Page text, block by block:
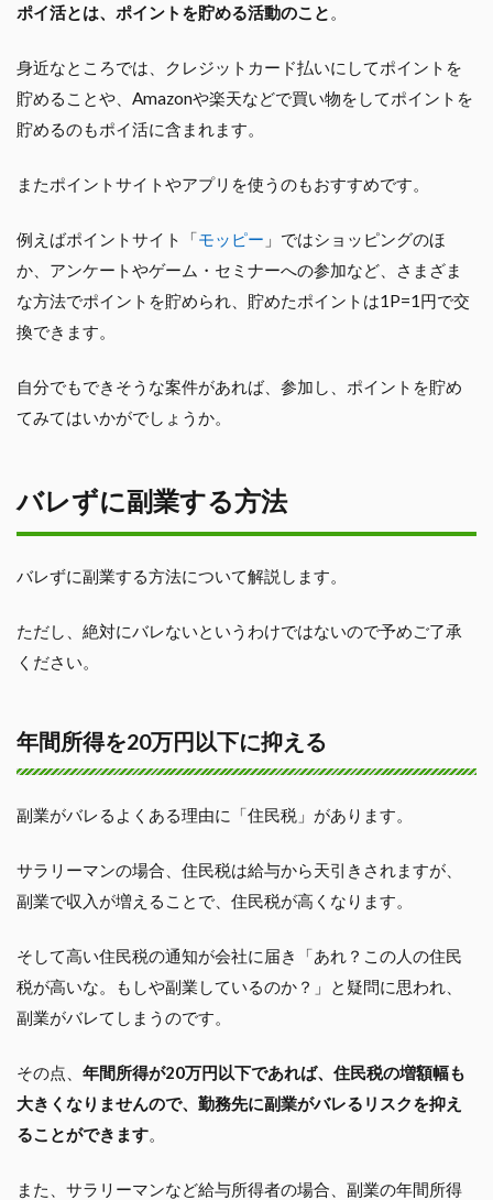
ポイ活とは、ポイントを貯める活動のこと 。
身近なところでは、クレジットカード払いにしてポイントを
貯めることや、Amazonや楽天などで買い物をしてポイントを
貯めるのもポイ活に含まれます。
またポイントサイトやアプリを使うのもおすすめです。
例えばポイントサイト「モッピー 」ではショッピングのほ
か、アンケートやゲーム・セミナーへの参加など、さまざま
な方法でポイントを貯められ、貯めたポイントは1P=1円で交
換できます。
自分でもできそうな案件があれば、参加し、ポイントを貯め
てみてはいかがでしょうか。
バレずに副業する方法
バレずに副業する方法について解説します。
ただし、絶対にバレないというわけではないので予めご了承
ください。
年間所得を20万円以下に抑える
副業がバレるよくある理由に「住民税」があります。
サラリーマンの場合、住民税は給与から天引きされますが、
副業で収入が増えることで、住民税が高くなります。
そして高い住民税の通知が会社に届き「あれ？この人の住民
税が高いな。もしや副業しているのか？」と疑問に思われ、
副業がバレてしまうのです。
その点、 年間所得が20万円以下であれば、住民税の増額幅も
大きくなりませんので、勤務先に副業がバレるリスクを抑え
ることができます。
また、サラリーマンなど給与所得者の場合、副業の年間所得